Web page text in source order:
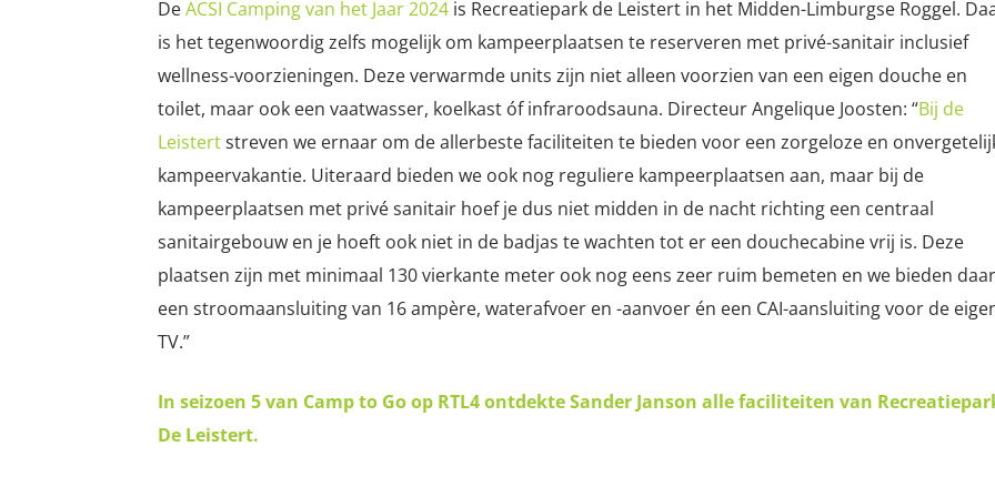
DeACSI Camping van het Jaar 2024 is Recreatiepark de Leistert in het Midden-Limburgse Roggel.
is het tegenwoordig zelfs mogelijk om kampeerplaatsen te reserveren met privé-sanitair inclusief
wellness-voorzieningen. Deze verwarmde units zijn niet alleen voorzien van een eigen douche en
toilet, maar ook een vaatwasser, koelkast óf infraroodsauna. Directeur Angelique Joosten: “Bij de
Leistertstreven we ernaar om de allerbeste faciliteiten te bieden voor een zorgeloze en
kampeervakantie. Uiteraard bieden we ook nog reguliere kampeerplaatsen aan, maar bij de
kampeerplaatsen met privé sanitair hoef je dus niet midden in de nacht richting een centraal
sanitairgebouw en je hoeft ook niet in de badjas te wachten tot er een douchecabine vrij is. Deze
plaatsen zijn met minimaal 130 vierkante meter ook nog eens zeer ruim bemeten en we bieden daar
een stroomaansluiting van 16 ampère, waterafvoer en -aanvoer én een CAI-aansluiting voor de
TV.”
In seizoen 5 van Camp to Go op RTL4 ontdekte Sander Janson alle faciliteiten van
De Leistert.